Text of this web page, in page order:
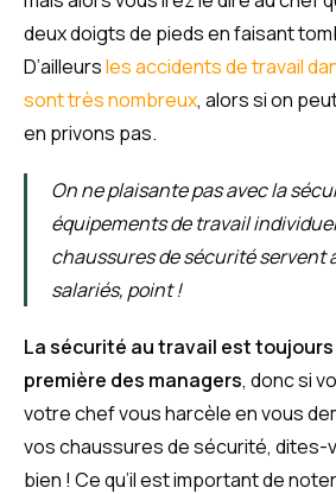
deux doigts de pieds en faisant
D’ailleursles accidents de travail
sont très nombreux, alors si on
en privons pas.
On ne plaisante pas avec la
équipements de travail
chaussures de sécurité servent
salariés, point !
La sécurité au travail est
première des managers, donc si
votre chef vous harcèle en vous
vos chaussures de sécurité, dites-
bien ! Ce qu’il est important de noter